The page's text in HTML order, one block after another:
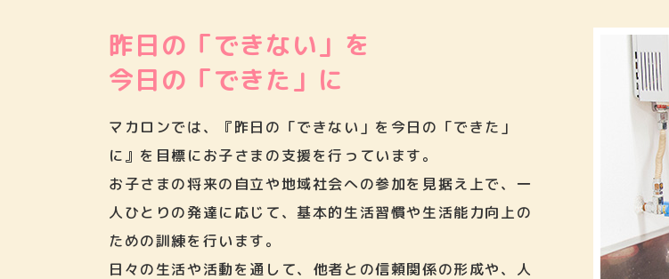
昨日の「できない」を
今日の「できた」に
マカロンでは、『昨日の「できない」を今日の「できた」
に』を目標にお子さまの支援を行っています。
お子さまの将来の自立や地域社会への参加を見据え上で、一
人ひとりの発達に応じて、基本的生活習慣や生活能力向上の
ための訓練を行います。
日々の生活や活動を通して、他者との信頼関係の形成や、人